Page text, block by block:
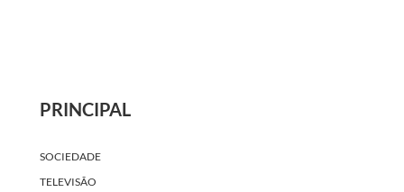
PRINCIPAL
SOCIEDADE
TELEVISÃO